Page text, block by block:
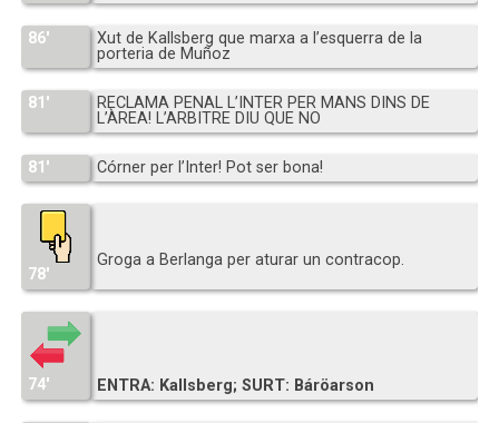
86′
Xut de Kallsberg que marxa a l’esquerra de la
porteria de Muñoz
81′
RECLAMA PENAL L’INTER PER MANS DINS DE
L’ÀREA! L’ARBITRE DIU QUE NO
81′ Córner per l’Inter! Pot ser bona!
78′
Groga a Berlanga per aturar un contracop.
74′ ENTRA: Kallsberg; SURT: Báröarson